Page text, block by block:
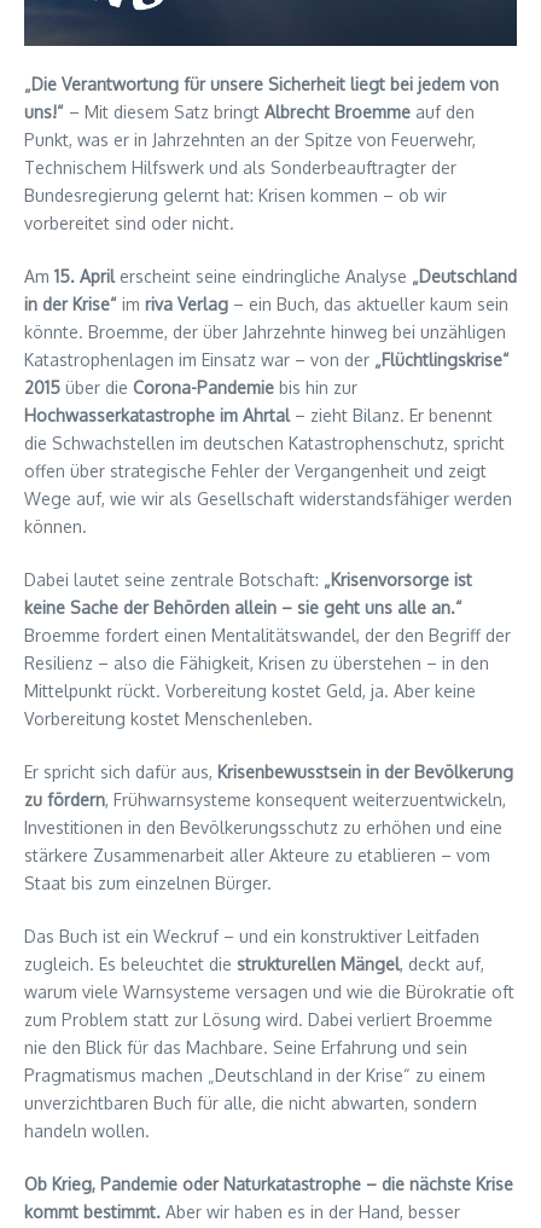
„Die Verantwortung für unsere Sicherheit liegt bei jedem von
uns!“ – Mit diesem Satz bringt Albrecht Broemme auf den
Punkt, was er in Jahrzehnten an der Spitze von Feuerwehr,
Technischem Hilfswerk und als Sonderbeauftragter der
Bundesregierung gelernt hat: Krisen kommen – ob wir
vorbereitet sind oder nicht.
Am 15. Aprilerscheint seine eindringliche Analyse „Deutschland
in der Krise“ im riva Verlag – ein Buch, das aktueller kaum sein
könnte. Broemme, der über Jahrzehnte hinweg bei unzähligen
Katastrophenlagen im Einsatz war – von der „Flüchtlingskrise“
2015 über die Corona-Pandemie bis hin zur
Hochwasserkatastrophe im Ahrtal– zieht Bilanz. Er benennt
die Schwachstellen im deutschen Katastrophenschutz, spricht
offen über strategische Fehler der Vergangenheit und zeigt
Wege auf, wie wir als Gesellschaft widerstandsfähiger werden
können.
Dabei lautet seine zentrale Botschaft: „Krisenvorsorge ist
keine Sache der Behörden allein – sie geht uns alle an.“
Broemme fordert einen Mentalitätswandel, der den Begriff der
Resilienz – also die Fähigkeit, Krisen zu überstehen – in den
Mittelpunkt rückt. Vorbereitung kostet Geld, ja. Aber keine
Vorbereitung kostet Menschenleben.
Er spricht sich dafür aus, Krisenbewusstsein in der Bevölkerung
zu fördern, Frühwarnsysteme konsequent weiterzuentwickeln,
Investitionen in den Bevölkerungsschutz zu erhöhen und eine
stärkere Zusammenarbeit aller Akteure zu etablieren – vom
Staat bis zum einzelnen Bürger.
Das Buch ist ein Weckruf – und ein konstruktiver Leitfaden
zugleich. Es beleuchtet die strukturellen Mängel, deckt auf,
warum viele Warnsysteme versagen und wie die Bürokratie oft
zum Problem statt zur Lösung wird. Dabei verliert Broemme
nie den Blick für das Machbare. Seine Erfahrung und sein
Pragmatismus machen „Deutschland in der Krise“ zu einem
unverzichtbaren Buch für alle, die nicht abwarten, sondern
handeln wollen.
Ob Krieg, Pandemie oder Naturkatastrophe – die nächste Krise
kommt bestimmt. Aber wir haben es in der Hand, besser